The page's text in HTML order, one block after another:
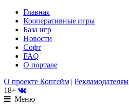
Главная
Кооперативные игры
База игр
Новости
Софт
FAQ
О портале
О проекте Копгейм | Рекламодателям
18+
Меню